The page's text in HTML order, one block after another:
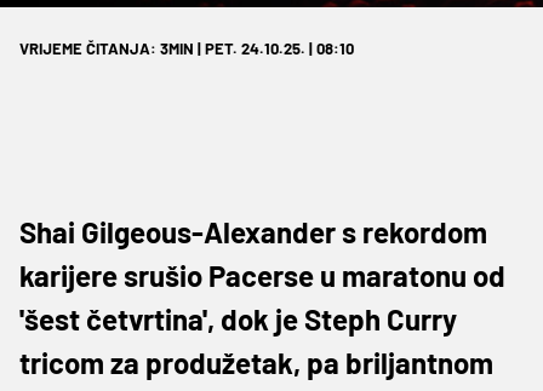
VRIJEME ČITANJA: 3MIN | PET. 24.10.25. | 08:10
Shai Gilgeous-Alexander s rekordom
karijere srušio Pacerse u maratonu od
'šest četvrtina', dok je Steph Curry
tricom za produžetak, pa briljantnom